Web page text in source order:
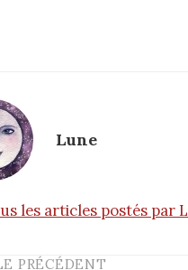
Lune
les articles postés par
PRÉCÉDENT